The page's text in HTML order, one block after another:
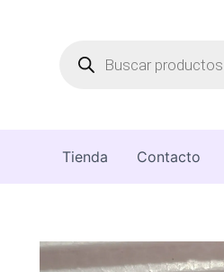
Tienda Contacto